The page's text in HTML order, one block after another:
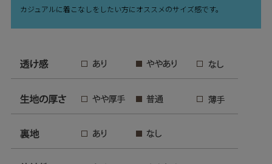
カジュアルに着こなしをしたい方にオススメのサイズ感です。